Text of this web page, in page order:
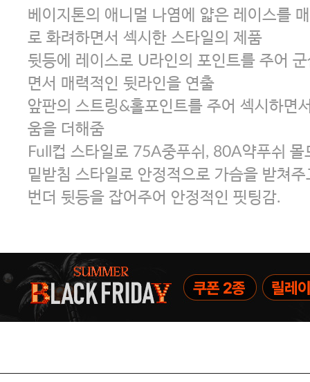
[썸머블프] 2만원 할인 쿠폰(8.1~31)
베이지톤의 애니멀 나염에 얇은 레이스를
로 화려하면서 섹시한 스타일의 제품
뒷등에 레이스로 U라인의 포인트를 주어
면서 매력적인 뒷라인을 연출
앞판의 스트링&홀포인트를 주어 섹시하면
움을 더해줌
Full컵 스타일로 75A중푸쉬, 80A약푸쉬 몰
밑받침 스타일로 안정적으로 가슴을 받쳐
번더 뒷등을 잡어주어 안정적인 핏팅감.